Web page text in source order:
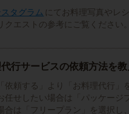
タグラム にてお料理写真やレ
クエストの参考にご覧ください。
行サービスの依頼方法を教
依頼する」より「お料理代行」
任せしたい場合は「パッケージ
合は「フリープラン」を選択し